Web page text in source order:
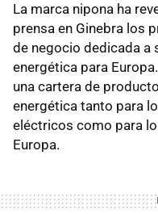
La marca nipona ha
prensa en Ginebra los
de negocio dedicada a
energética para
una cartera de
energética tanto para
eléctricos como para
Europa.